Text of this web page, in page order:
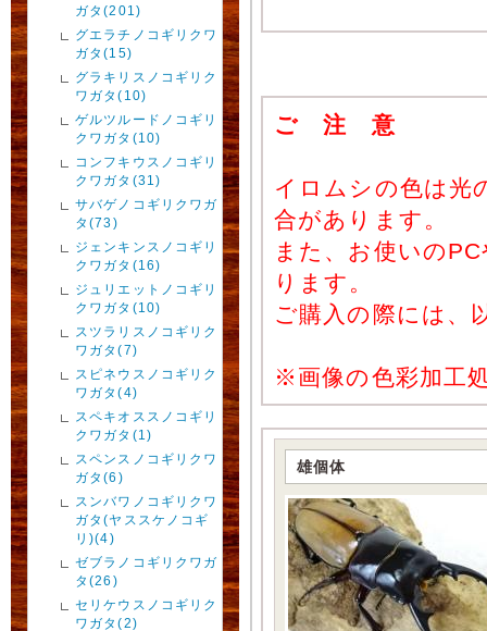
ガタ(201)
グエラチノコギリクワ
ガタ(15)
グラキリスノコギリク
ワガタ(10)
ゲルツルードノコギリ
クワガタ(10)
コンフキウスノコギリ
クワガタ(31)
サバゲノコギリクワガ
タ(73)
ジェンキンスノコギリ
クワガタ(16)
ジュリエットノコギリ
クワガタ(10)
スツラリスノコギリク
ワガタ(7)
スピネウスノコギリク
ワガタ(4)
スペキオススノコギリ
クワガタ(1)
スペンスノコギリクワ
ガタ(6)
スンバワノコギリクワ
ガタ(ヤススケノコギ
リ)(4)
ゼブラノコギリクワガ
タ(26)
セリケウスノコギリク
ワガタ(2)
ご 注 意
イロムシの色は光
合があります。
また、お使いの
ります。
ご購入の際には、
※画像の色彩加工
雄個体